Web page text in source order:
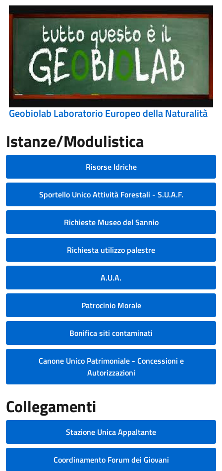
Geobiolab Laboratorio Europeo della Naturalità
Istanze/Modulistica
Risorse Idriche
Sportello Unico Attività Forestali - S.U.A.F.
Richieste Museo del Sannio
Richiesta utilizzo palestre
A.U.A.
Patrocinio Morale
Bonifica siti contaminati
Canone Unico Patrimoniale - Concessioni e
Autorizzazioni
Collegamenti
Stazione Unica Appaltante
Coordinamento Forum dei Giovani